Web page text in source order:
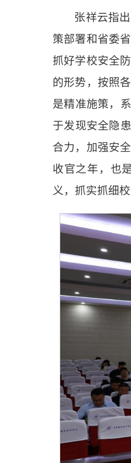
张祥云指
策部署和省委
抓好学校安全
的形势，按照
是精准施策，
于发现安全隐
合力，加强安
收官之年，也
义，抓实抓细